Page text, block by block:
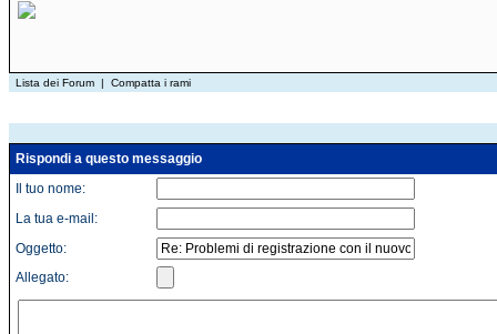
Lista dei Forum | Compatta i rami
Rispondi a questo messaggio
Il tuo nome:
La tua e-mail:
Oggetto:
Allegato: